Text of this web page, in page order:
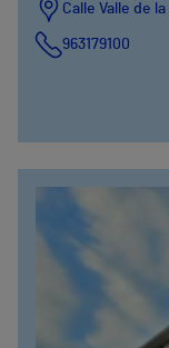
Calle Valle de
963179100